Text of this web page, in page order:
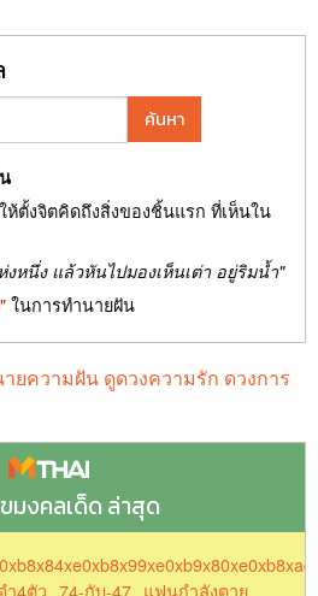
ค้นหา
ห้ตั้งจิตคิดถึงสิ่งของชิ้นแรก ที่เห็นใน
หนึ่ง แล้วหันไปมองเห็นเต่า อยู่ริมน้ำ"
ในการทำนายฝัน
ยความฝัน ดูดวงความรัก ดวงการ
มงคลเด็ด ล่าสุด
ำ4ตัว 74-กับ-47 แฟนกำลังตาย